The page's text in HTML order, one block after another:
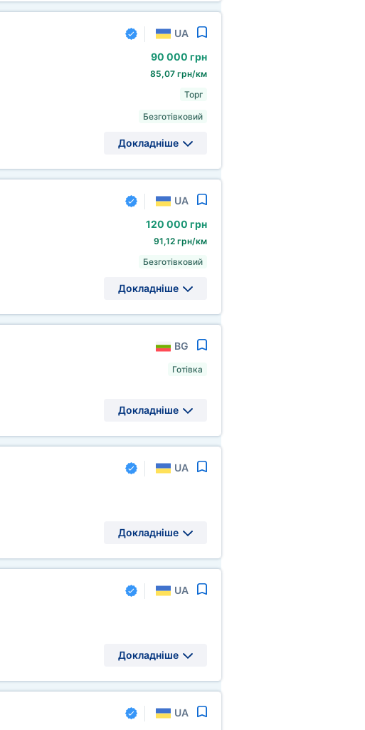
UA
90 000 грн
85,07 грн/км
Торг
Безготівковий
Докладніше
UA
120 000 грн
91,12 грн/км
Безготівковий
Докладніше
BG
Готівка
Докладніше
UA
Докладніше
UA
Докладніше
UA